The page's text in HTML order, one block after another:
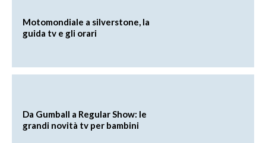
Motomondiale a silverstone, la
guida tv e gli orari
Da Gumball a Regular Show: le
grandi novità tv per bambini